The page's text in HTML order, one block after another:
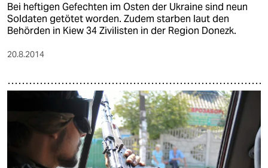
Bei heftigen Gefechten im Osten der Ukraine sind neun
Soldaten getötet worden. Zudem starben laut den
Behörden in Kiew 34 Zivilisten in der Region Donezk.
20.8.2014